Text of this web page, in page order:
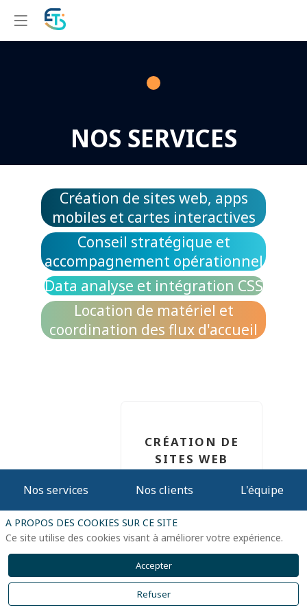
NOS SERVICES
Création de sites web, apps
mobiles et cartes interactives
Conseil stratégique et
accompagnement opérationnel
Data analyse et intégration CSS
Location de matériel et
coordination des flux d'accueil
CRÉATION DE
SITES WEB
Nous vous
création de sites web
événementiels sur
mesure et en marque
blanche grâce à la
puissance de la
plateforme inwink event.
Les sites que nous
créons sont pensés pour
Nos services Nos clients L'équipe
A PROPOS DES COOKIES SUR CE SITE
Ce site utilise des cookies visant à améliorer votre expérience.
Accepter
Refuser